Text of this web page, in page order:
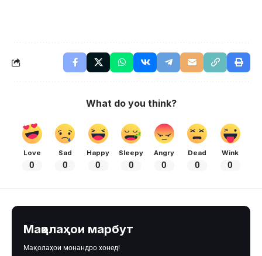
What do you think?
Love
0
Sad
0
Happy
0
Sleepy
0
Angry
0
Dead
0
Wink
0
Мақолаҳои марбут
Мақолаҳои монандро хонед!